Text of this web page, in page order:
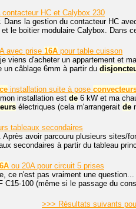
contacteur HC et Calybox 230
Dans la gestion du contacteur HC
le boitier modulaire Calybox. Dans
avec prise 16A pour table cuisson
viens d'acheter un appartement et
un câblage 6mm à partir du
installation suite à pose
installation est de 6 kW et ma
électriques (cela m'arrangerait de
tableaux secondaires
Après avoir parcouru plusieurs sites/
secondaires à partir du tableau
ou 20A pour circuit 5 prises
ce n'est pas vraiment une
C15-100 (même si le passage du
>>> Résultats suivants